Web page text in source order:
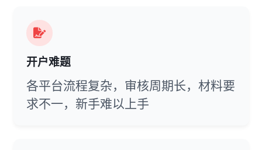
开户难题
各平台流程复杂，审核周期长，材料要
求不一，新手难以上手